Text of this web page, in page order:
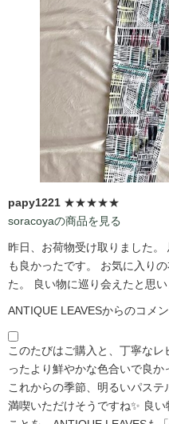
papy1221 ★★★★★
soracoyaの商品を見る
昨日、お荷物受け取りました
も良かったです。 お気に入り
た。 良い物に巡り会えたと思
ANTIQUE LEAVESからのコメン
このたびはご購入と、丁寧な
ったより鮮やかな色合いで良か
これからの季節、明るいパステ
満喫いただけそうですね✨ 良